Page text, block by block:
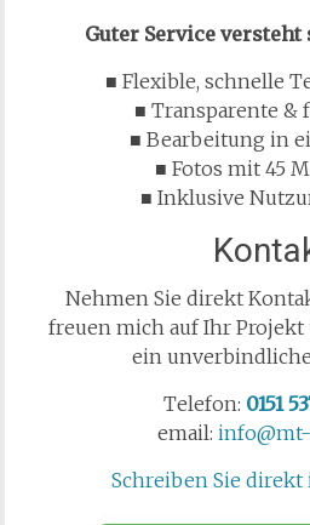
Guter Service
■ Flexible, schnelle
■ Transparente &
■ Bearbeitung in
■ Fotos mit 45
■ Inklusive
Nehmen Sie direkt
freuen mich auf Ihr
ein
Telefon: 0151
email:
Schreiben Sie direkt